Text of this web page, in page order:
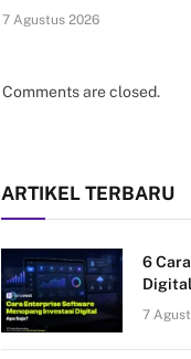
7 Agustus 2026
Comments are closed.
ARTIKEL TERBARU
6
Digital
7